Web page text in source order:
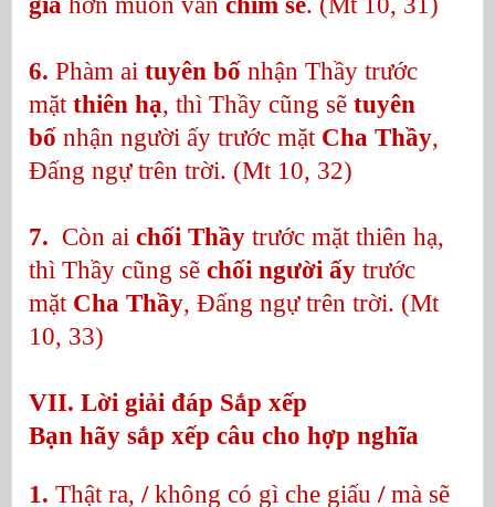
6. Phàm ai tuyên bố nhận Thầy trước
mặt thiên hạ, thì Thầy cũng sẽ tuyên
bố nhận người ấy trước mặt Cha Thầy,
Đấng ngự trên trời. (Mt 10, 32)
7. Còn ai chối Thầy trước mặt thiên hạ,
thì Thầy cũng sẽ chối người ấy trước
mặt Cha Thầy, Đấng ngự trên trời. (Mt
10, 33)
VII. Lời giải đáp Sắp xếp
Bạn hãy sắp xếp câu cho hợp nghĩa
1. Thật ra, /không có gì che giấu / mà sẽ